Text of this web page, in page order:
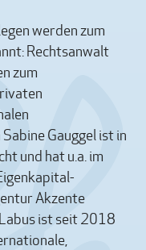
werden zum
Rechtsanwalt
zum
Gauggel ist in
und hat u.a. im
Akzente
ist seit 2018